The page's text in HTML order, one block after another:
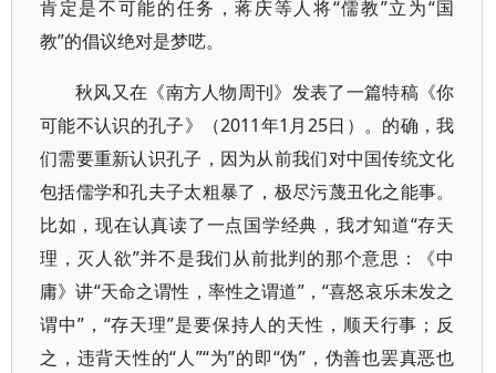
肯定是不可能的任务，蒋庆等人将“儒教”立为“国
教”的倡议绝对是梦呓。
秋风又在《南方人物周刊》发表了一篇特稿《你
可能不认识的孔子》（2011年1月25日）。的确，我
们需要重新认识孔子，因为从前我们对中国传统文化
包括儒学和孔夫子太粗暴了，极尽污蔑丑化之能事。
比如，现在认真读了一点国学经典，我才知道“存天
理，灭人欲”并不是我们从前批判的那个意思：《中
庸》讲“天命之谓性，率性之谓道”，“喜怒哀乐未发之
谓中”，“存天理”是要保持人的天性，顺天行事；反
之，违背天性的“人”“为”的即“伪”，伪善也罢真恶也